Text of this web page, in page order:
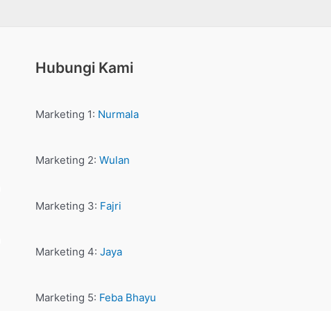
Hubungi Kami
Marketing 1: Nurmala
Marketing 2: Wulan
Marketing 3: Fajri
Marketing 4: Jaya
Marketing 5: Feba Bhayu